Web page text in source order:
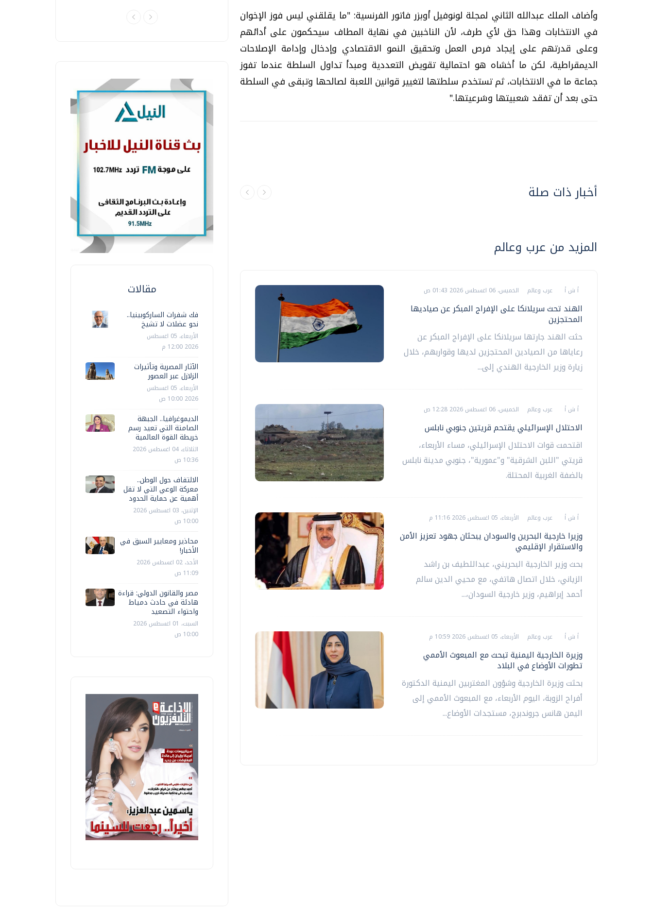
وأضاف الملك عبدالله الثاني لمجلة لونوفيل أوبزر فاتور الفرنسية: "ما يقلقني ليس فوز الإخوان
في الانتخابات وهذا حق لأي طرف، لأن الناخبين في نهاية المطاف سيحكمون على أدائهم
وعلى قدرتهم على إيجاد فرص العمل وتحقيق النمو الاقتصادي وإدخال وإدامة الإصلاحات
الديمقراطية، لكن ما أخشاه هو احتمالية تقويض التعددية ومبدأ تداول السلطة عندما تفوز
جماعة ما في الانتخابات، ثم تستخدم سلطتها لتغيير قوانين اللعبة لصالحها وتبقى في السلطة
حتى بعد أن تفقد شعبيتها وشرعيتها."
أخبار ذات صلة
المزيد من عرب وعالم
أ ش أ عرب وعالم الخميس، 06 اغسطس 2026 01:43 ص
الهند تحث سريلانكا على الإفراج المبكر عن صياديها
المحتجزين
حثت الهند جارتها سريلانكا على الإفراج المبكر عن
رعاياها من الصيادين المحتجزين لديها وقواربهم، خلال
زيارة وزير الخارجية الهندي إلى...
أ ش أ عرب وعالم الخميس، 06 اغسطس 2026 12:28 ص
الاحتلال الإسرائيلي يقتحم قريتين جنوبي نابلس
اقتحمت قوات الاحتلال الإسرائيلي، مساء الأربعاء،
قريتي "اللبن الشرقية" و"عمورية"، جنوبي مدينة نابلس
بالضفة الغربية المحتلة.
أ ش أ عرب وعالم الأربعاء، 05 اغسطس 2026 11:16 م
وزيرا خارجية البحرين والسودان يبحثان جهود تعزيز الأمن
والاستقرار الإقليمي
بحث وزير الخارجية البحريني، عبداللطيف بن راشد
الزياني، خلال اتصال هاتفي، مع محيي الدين سالم
أحمد إبراهيم، وزير خارجية السودان،...
أ ش أ عرب وعالم الأربعاء، 05 اغسطس 2026 10:59 م
وزيرة الخارجية اليمنية تبحث مع المبعوث الأممي
تطورات الأوضاع في البلاد
بحثت وزيرة الخارجية وشؤون المغتربين اليمنية الدكتورة
أفراح الزوبة، اليوم الأربعاء، مع المبعوث الأممي إلى
اليمن هانس جروندبرج، مستجدات الأوضاع...
مقالات
فك شفرات الساركوبينيا..
نحو عضلات لا تشيخ
الأربعاء، 05 اغسطس
2026 12:00 م
الآثار المصرية وتأثيرات
الزلازل عبر العصور
الأربعاء، 05 اغسطس
2026 10:00 ص
الديموغرافيا.. الجبهة
الصامتة التي تعيد رسم
خريطة القوة العالمية
الثلاثاء، 04 اغسطس 2026
10:36 ص
الالتفاف حول الوطن..
معركة الوعي التي لا تقل
أهمية عن حماية الحدود
الإثنين، 03 اغسطس 2026
10:00 ص
محاذير ومعايير السبق في
الأخبار!
الأحد، 02 اغسطس 2026
11:09 ص
مصر والقانون الدولي: قراءة
هادئة في حادث دمياط
واحتواء التصعيد
السبت، 01 اغسطس 2026
10:00 ص